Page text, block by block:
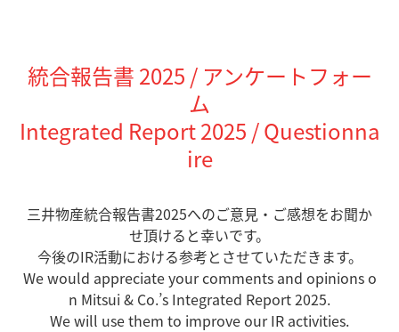
統合報告書 2025 / アンケートフォー
ム
Integrated Report 2025 / Questionna
ire
三井物産統合報告書2025へのご意見・ご感想をお聞か
せ頂けると幸いです。
今後のIR活動における参考とさせていただきます。
We would appreciate your comments and opinions o
n Mitsui & Co.’s Integrated Report 2025.
We will use them to improve our IR activities.